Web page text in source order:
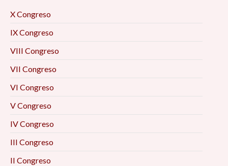
X Congreso
IX Congreso
VIII Congreso
VII Congreso
VI Congreso
V Congreso
IV Congreso
III Congreso
II Congreso